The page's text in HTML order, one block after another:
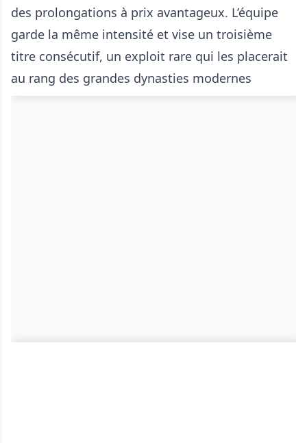
des prolongations à prix avantageux. L’équipe
garde la même intensité et vise un troisième
titre consécutif, un exploit rare qui les placerait
au rang des grandes dynasties modernes